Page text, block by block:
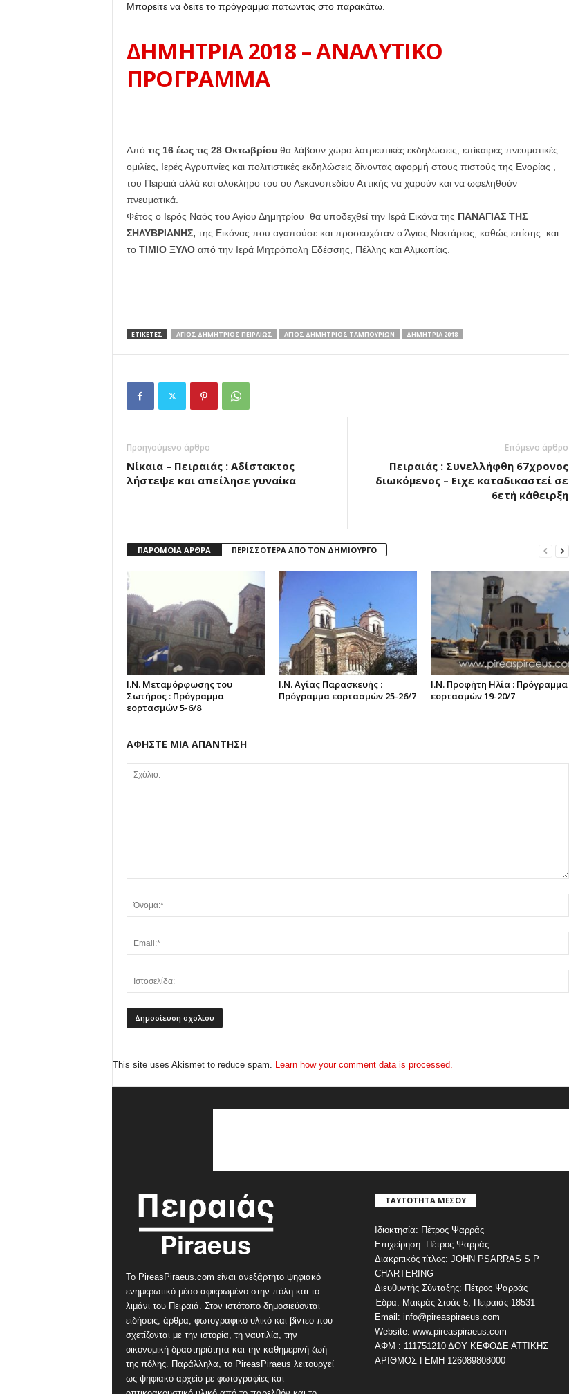
Μπορείτε να δείτε το πρόγραμμα πατώντας στο παρακάτω.
ΔΗΜΗΤΡΙΑ 2018 – ΑΝΑΛΥΤΙΚΟ
ΠΡΟΓΡΑΜΜΑ
Από τις 16 έως τις 28 Οκτωβρίουθα λάβουν χώρα λατρευτικές εκδηλώσεις, επίκαιρες πνευματικές
ομιλίες, Ιερές Αγρυπνίες και πολιτιστικές εκδηλώσεις δίνοντας αφορμή στους πιστούς της Ενορίας ,
του Πειραιά αλλά και ολοκληρο του ου Λεκανοπεδίου Αττικής να χαρούν και να ωφεληθούν
πνευματικά.
Φέτος ο Ιερός Ναός του Αγίου Δημητρίου θα υποδεχθεί την Ιερά Εικόνα της ΠΑΝΑΓΙΑΣ ΤΗΣ
ΣΗΛΥΒΡΙΑΝΗΣ, της Εικόνας που αγαπούσε και προσευχόταν ο Άγιος Νεκτάριος, καθώς επίσης και
το ΤΙΜΙΟ ΞΥΛΟαπό την Ιερά Μητρόπολη Εδέσσης, Πέλλης και Αλμωπίας.
ΕΤΙΚΕΤΕΣ ΑΓΙΟΣ ΔΗΜΗΤΡΙΟΣ ΠΕΙΡΑΙΩΣ ΑΓΙΟΣ ΔΗΜΗΤΡΙΟΣ ΤΑΜΠΟΥΡΙΩΝ ΔΗΜΗΤΡΙΑ 2018
Προηγούμενο άρθρο
Νίκαια – Πειραιάς : Αδίστακτος
λήστεψε και απείλησε γυναίκα
Επόμενο άρθρο
Πειραιάς : Συνελλήφθη 67χρονος
διωκόμενος – Ειχε καταδικαστεί σε
6ετή κάθειρξη
ΠΑΡΟΜΟΙΑ ΑΡΘΡΑ ΠΕΡΙΣΣΟΤΕΡΑ ΑΠΟ ΤΟΝ ΔΗΜΙΟΥΡΓΟ
Ι.Ν. Μεταμόρφωσης του
Σωτήρος : Πρόγραμμα
εορτασμών 5-6/8
Ι.Ν. Αγίας Παρασκευής :
Πρόγραμμα εορτασμών 25-26/7
Ι.Ν. Προφήτη Ηλία : Πρόγραμμα
εορτασμών 19-20/7
ΑΦΗΣΤΕ ΜΙΑ ΑΠΑΝΤΗΣΗ
This site uses Akismet to reduce spam. Learn how your comment data is processed.
Το PireasPiraeus.com είναι ανεξάρτητο ψηφιακό
ενημερωτικό μέσο αφιερωμένο στην πόλη και το
λιμάνι του Πειραιά. Στον ιστότοπο δημοσιεύονται
ειδήσεις, άρθρα, φωτογραφικό υλικό και βίντεο που
σχετίζονται με την ιστορία, τη ναυτιλία, την
οικονομική δραστηριότητα και την καθημερινή ζωή
της πόλης. Παράλληλα, το PireasPiraeus λειτουργεί
ως ψηφιακό αρχείο με φωτογραφίες και
ΤΑΥΤΟΤΗΤΑ ΜΕΣΟΥ
Ιδιοκτησία: Πέτρος Ψαρράς
Επιχείρηση: Πέτρος Ψαρράς
Διακριτικός τίτλος: JOHN PSARRAS S P
CHARTERING
Διευθυντής Σύνταξης: Πέτρος Ψαρράς
Έδρα: Μακράς Στοάς 5, Πειραιάς 18531
Email: info@pireaspiraeus.com
Website: www.pireaspiraeus.com
ΑΦΜ : 111751210 ΔΟΥ ΚΕΦΟΔΕ ΑΤΤΙΚΗΣ
ΑΡΙΘΜΟΣ ΓΕΜΗ 126089808000